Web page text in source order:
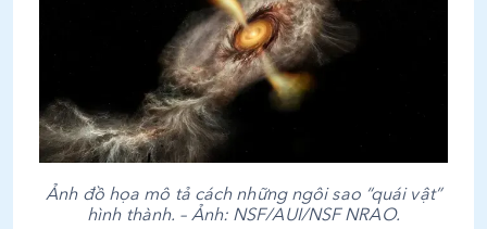
Ảnh đồ họa mô tả cách những ngôi sao “quái vật”
hình thành. – Ảnh: NSF/AUI/NSF NRAO.